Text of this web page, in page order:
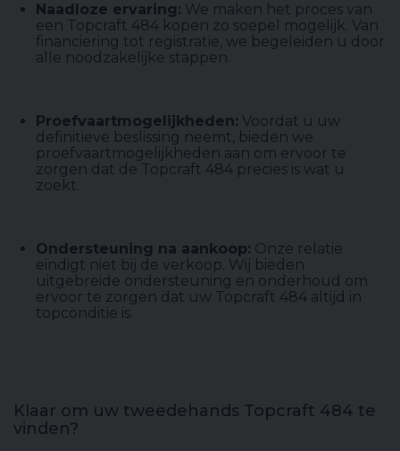
Naadloze ervaring: We maken het proces van
een Topcraft 484 kopen zo soepel mogelijk. Van
financiering tot registratie, we begeleiden u door
alle noodzakelijke stappen.
Proefvaartmogelijkheden: Voordat u uw
definitieve beslissing neemt, bieden we
proefvaartmogelijkheden aan om ervoor te
zorgen dat de Topcraft 484 precies is wat u
zoekt.
Ondersteuning na aankoop: Onze relatie
eindigt niet bij de verkoop. Wij bieden
uitgebreide ondersteuning en onderhoud om
ervoor te zorgen dat uw Topcraft 484 altijd in
topconditie is.
Klaar om uw tweedehands Topcraft 484 te
vinden?